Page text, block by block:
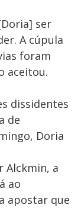
ser
A cúpula
foram
aceitou.
dissidentes
de
Doria
Alckmin, a
ao
apostar que